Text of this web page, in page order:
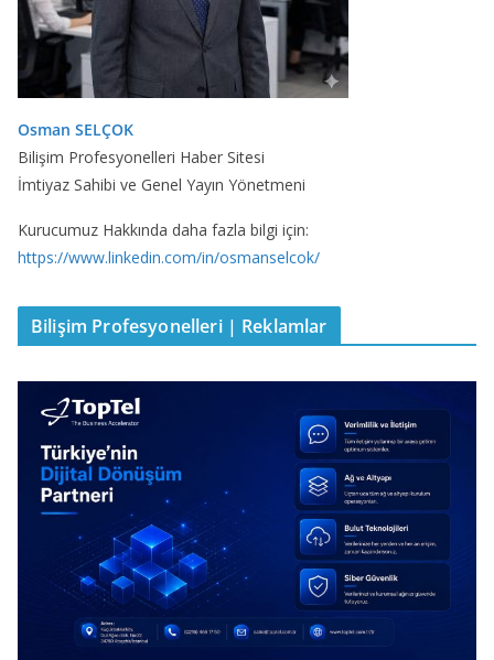
Osman SELÇOK
Bilişim Profesyonelleri Haber Sitesi
İmtiyaz Sahibi ve Genel Yayın Yönetmeni
Kurucumuz Hakkında daha fazla bilgi için:
https://www.linkedin.com/in/osmanselcok/
Bilişim Profesyonelleri | Reklamlar